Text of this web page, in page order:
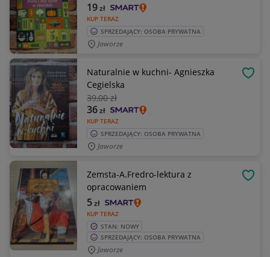
KUP TERAZ
19zł
SPRZEDAJĄCY: OSOBA PRYWATNA
Jaworze
Naturalnie w kuchni- Agnieszka
Cegielska
39,00 zł
KUP TERAZ
36zł
SPRZEDAJĄCY: OSOBA PRYWATNA
Jaworze
Zemsta-A.Fredro-lektura z
opracowaniem
KUP TERAZ
5zł
STAN: NOWY
SPRZEDAJĄCY: OSOBA PRYWATNA
Jaworze